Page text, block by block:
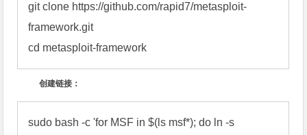
git clone https://github.com/rapid7/metasploit-
framework.git
cd metasploit-framework
创建链接：
sudo bash -c 'for MSF in $(ls msf*); do ln -s